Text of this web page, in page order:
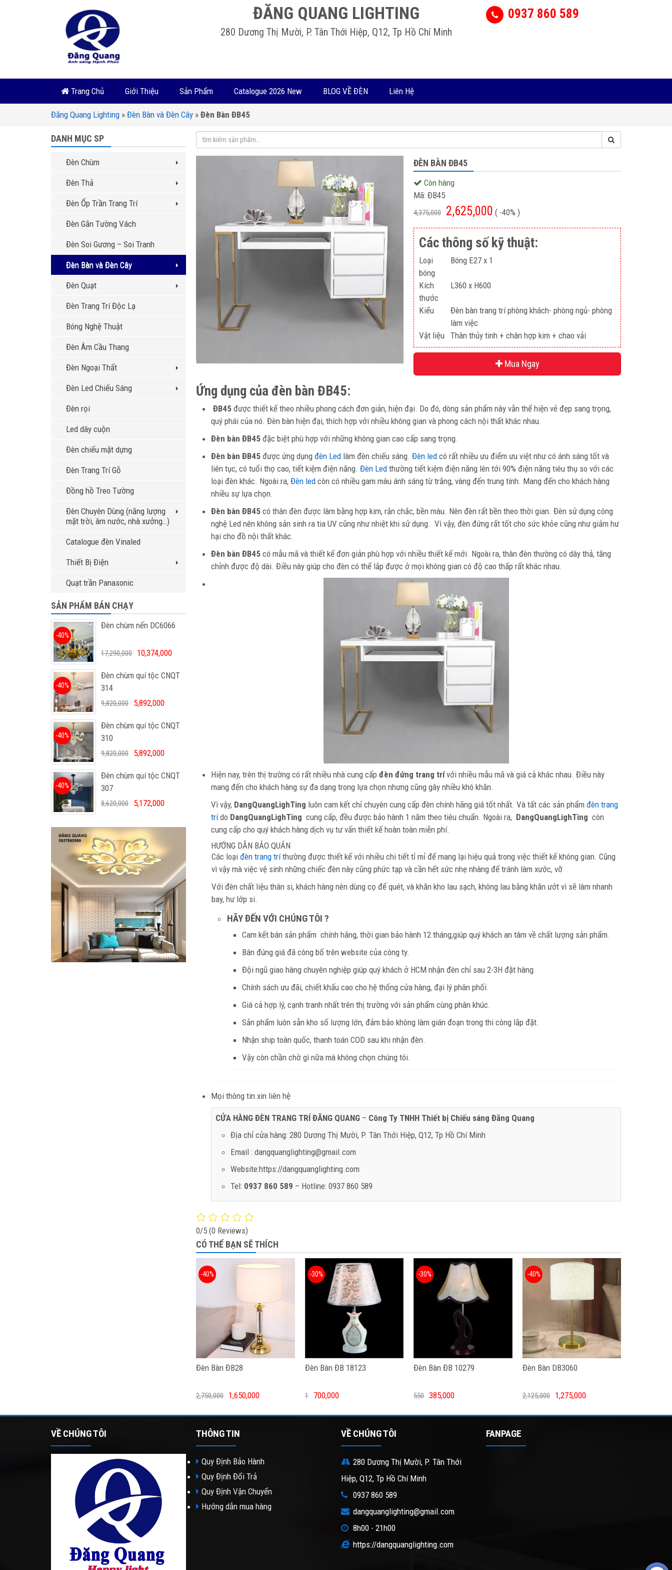
ĐĂNG QUANG LIGHTING
280 Dương Thị Mười, P. Tân Thới Hiệp, Q12, Tp Hồ Chí Minh
0937 860 589
Trang Chủ Giới Thiệu Sản Phẩm Catalogue 2026 New BLOG VỀ ĐÈN Liên Hệ
Đăng Quang Lighting » Đèn Bàn và Đèn Cây » Đèn Bàn ĐB45
ĐÈN BÀN ĐB45
Còn hàng
Mã: ĐB45
4,375,000 2,625,000 ( -40% )
Các thông số kỹ thuật:
Loại
bóng
Bóng E27 x 1
Kích
thước
L360 x H600
Kiểu
Đèn bàn trang trí phòng khách- phòng ngủ- phòng
làm việc
Vật liệu Thân thủy tinh + chân hợp kim + chao vải
Mua Ngay
Ứng dụng của đèn bàn ĐB45:
ĐB45 được thiết kế theo nhiều phong cách đơn giản, hiện đại. Do đó, dòng sản phẩm này vẫn thể hiện vẻ đẹp sang trọng,
quý phái của nó. Đèn bàn hiện đại, thích hợp với nhiều không gian và phong cách nội thất khác nhau.
Đèn bàn ĐB45 đặc biệt phù hợp với những không gian cao cấp sang trọng.
Đèn bàn ĐB45 được ứng dụng đèn Led làm đèn chiếu sáng. Đèn led có rất nhiều ưu điểm ưu việt như có ánh sáng tốt và
liên tục, có tuổi thọ cao, tiết kiệm điện năng. Đèn Led thường tiết kiệm điện năng lên tới 90% điện năng tiêu thụ so với các
loại đèn khác. Ngoài ra, Đèn led còn có nhiều gam màu ánh sáng từ trắng, vàng đến trung tính. Mang đến cho khách hàng
nhiều sự lựa chọn.
Đèn bàn ĐB45 có thân đèn được làm bằng hợp kim, rắn chắc, bền màu. Nên đèn rất bền theo thời gian. Đèn sử dụng công
nghệ Led nên không sản sinh ra tia UV cũng như nhiệt khi sử dụng. Vì vậy, đèn đứng rất tốt cho sức khỏe cũng như giảm hư
hại cho đồ nội thất khác.
Đèn bàn ĐB45 có mẫu mã và thiết kế đơn giản phù hợp với nhiều thiết kế mới. Ngoài ra, thân đèn thường có dây thả, tăng
chỉnh được độ dài. Điều này giúp cho đèn có thể lắp được ở mọi không gian có độ cao thấp rất khác nhau.
Hiện nay, trên thị trường có rất nhiều nhà cung cấp đèn đứng trang trívới nhiều mẫu mã và giá cả khác nhau. Điều này
mang đến cho khách hàng sự đa dạng trong lựa chọn nhưng cũng gây nhiều khó khăn.
Vì vậy, DangQuangLighTing luôn cam kết chỉ chuyên cung cấp đèn chính hãng giá tốt nhất. Và tất các sản phẩm đèn trang
trído DangQuangLighTing cung cấp, đều được bảo hành 1 năm theo tiêu chuẩn. Ngoài ra, DangQuangLighTing còn
cung cấp cho quý khách hàng dịch vụ tư vấn thiết kế hoàn toàn miễn phí.
HƯỚNG DẪN BẢO QUẢN
Các loại đèn trang tríthường được thiết kế với nhiều chi tiết tỉ mỉ để mang lại hiệu quả trong việc thiết kế không gian. Cũng
vì vậy mà việc vệ sinh những chiếc đèn này cũng phức tạp và cần hết sức nhẹ nhàng để tránh làm xước, vỡ
Với đèn chất liệu thân si, khách hàng nên dùng cọ để quét, và khăn kho lau sạch, không lau bằng khăn ướt vì sẽ làm nhanh
bay, hư lớp si.
HÃY ĐẾN VỚI CHÚNG TÔI ?
Cam kết bán sản phẩm chính hãng, thời gian bảo hành 12 tháng,giúp quý khách an tâm về chất lượng sản phẩm.
Bán đúng giá đã công bố trên website của công ty.
Đội ngũ giao hàng chuyên nghiệp giúp quý khách ở HCM nhận đèn chỉ sau 2-3H đặt hàng.
Chính sách ưu đãi, chiết khấu cao cho hệ thống cửa hàng, đại lý phân phối.
Giá cả hợp lý, cạnh tranh nhất trên thị trường với sản phẩm cùng phân khúc.
Sản phẩm luôn sẵn kho số lượng lớn, đảm bảo không làm gián đoạn trong thi công lắp đặt.
Nhận ship toàn quốc, thanh toán COD sau khi nhận đèn.
Vậy còn chần chờ gì nữa mà không chọn chúng tôi.
Mọi thông tin xin liên hệ
CỬA HÀNG ĐÈN TRANG TRÍ ĐĂNG QUANG – Công Ty TNHH Thiết bị Chiếu sáng Đăng Quang
Địa chỉ cửa hàng: 280 Dương Thị Mười, P. Tân Thới Hiệp, Q12, Tp Hồ Chí Minh
Email : dangquanglighting@gmail.com
Website:https://dangquanglighting.com
Tel: 0937 860 589 – Hotline: 0937 860 589
0/5 (0 Reviews)
CÓ THỂ BẠN SẼ THÍCH
Đèn Bàn ĐB28
-40%
2,750,000 1,650,000
Đèn Bàn ĐB 18123
-30%
1 700,000
Đèn Bàn ĐB 10279
-30%
550 385,000
Đèn Bàn DB3060
-40%
2,125,000 1,275,000
DANH MỤC SP
Đèn Chùm
Đèn Thả
Đèn Ốp Trần Trang Trí
Đèn Gắn Tường Vách
Đèn Soi Gương – Soi Tranh
Đèn Bàn và Đèn Cây
Đèn Quạt
Đèn Trang Trí Độc Lạ
Bóng Nghệ Thuật
Đèn Âm Cầu Thang
Đèn Ngoại Thất
Đèn Led Chiếu Sáng
Đèn rọi
Led dây cuộn
Đèn chiếu mặt dựng
Đèn Trang Trí Gỗ
Đồng hồ Treo Tường
Đèn Chuyên Dùng (năng lượng
mặt trời, âm nước, nhà xưởng…)
Catalogue đèn Vinaled
Thiết Bị Điện
Quạt trần Panasonic
SẢN PHẨM BÁN CHẠY
Đèn chùm nến DC6066
-40%
17,290,000 10,374,000
Đèn chùm quí tộc CNQT
314
-40%
9,820,000 5,892,000
Đèn chùm quí tộc CNQT
310
-40%
9,820,000 5,892,000
Đèn chùm quí tộc CNQT
307
-40%
8,620,000 5,172,000
VỀ CHÚNG TÔI THÔNG TIN
Quy Định Bảo Hành
Quy Định Đổi Trả
Quy Định Vận Chuyển
Hướng dẫn mua hàng
VỀ CHÚNG TÔI
280 Dương Thị Mười, P. Tân Thới
Hiệp, Q12, Tp Hồ Chí Minh
0937 860 589
dangquanglighting@gmail.com
8h00 - 21h00
https://dangquanglighting.com
FANPAGE